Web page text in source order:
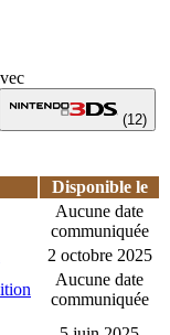
(12)
Disponible le
Aucune date
communiquée
2 octobre 2025
Aucune date
communiquée